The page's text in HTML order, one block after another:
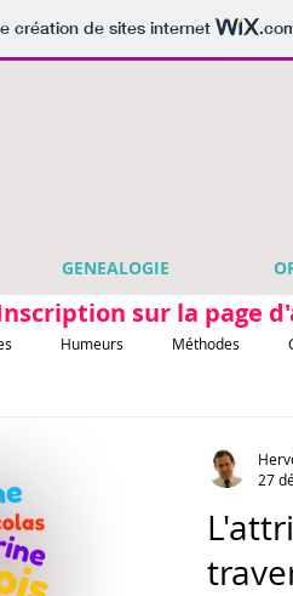
création de sites internet
GENEALOGIE
Humeurs Méthodes
27
sur la page